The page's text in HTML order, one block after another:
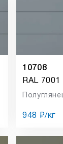
10708
RAL 7001
948 ₽/кг